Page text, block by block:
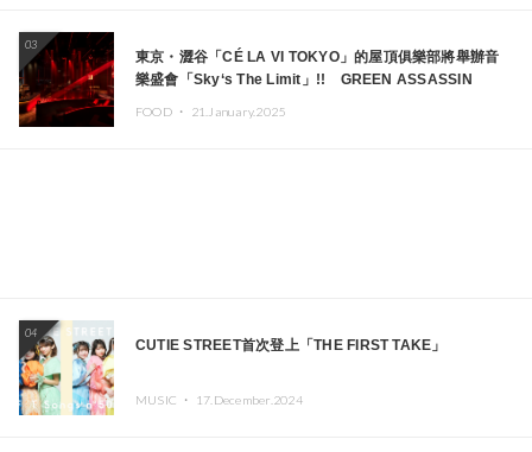
03
東京・澀谷「CÉ LA VI TOKYO」的屋頂俱樂部將舉辦音
樂盛會「Sky‘s The Limit」!! GREEN ASSASSIN
FOOD ・ 21.January.2025
04
CUTIE STREET首次登上「THE FIRST TAKE」
MUSIC ・ 17.December.2024